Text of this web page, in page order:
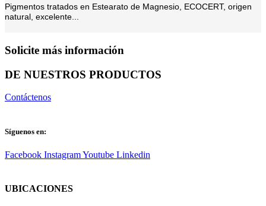
Pigmentos tratados en Estearato de Magnesio, ECOCERT, origen
natural, excelente...
Solicite más información
DE NUESTROS PRODUCTOS
Contáctenos
Síguenos en:
Facebook InstagramYoutube Linkedin
UBICACIONES